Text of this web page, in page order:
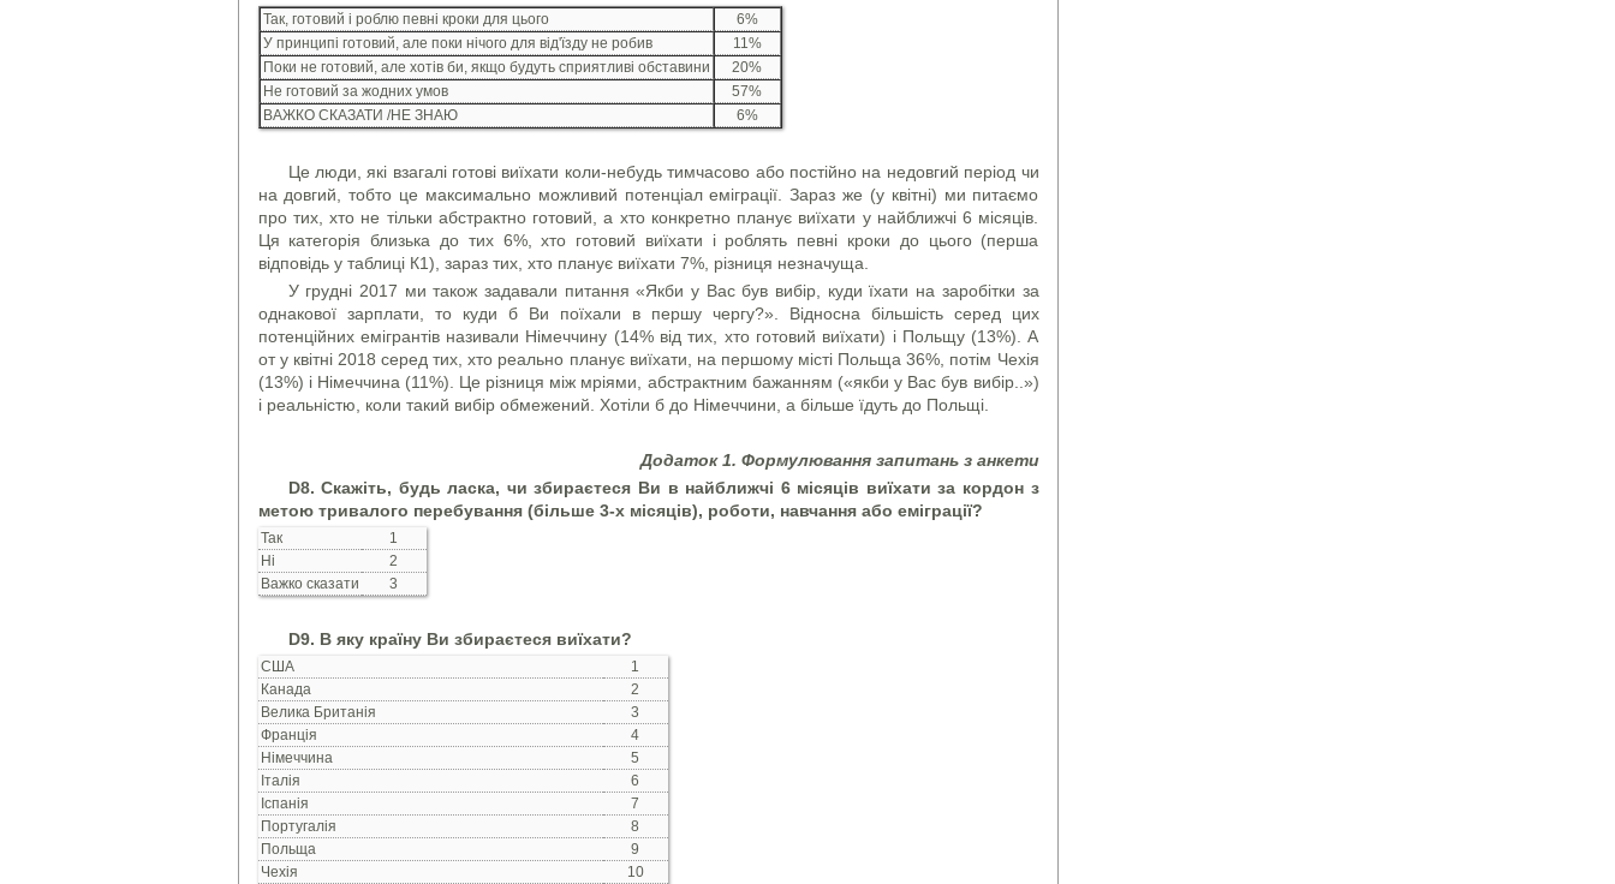
Так, готовий і роблю певні кроки для цього
6%
У принципі готовий, але поки нічого для від'їзду не робив
11%
Поки не готовий, але хотів би, якщо будуть сприятливі обставини
20%
Не готовий за жодних умов
57%
ВАЖКО СКАЗАТИ /НЕ ЗНАЮ
6%
Це люди, які взагалі готові виїхати коли-небудь тимчасово або постійно на недовгий період чи
на довгий, тобто це максимально можливий потенціал еміграції. Зараз же (у квітні) ми питаємо
про тих, хто не тільки абстрактно готовий, а хто конкретно планує виїхати у найближчі 6 місяців.
Ця категорія близька до тих 6%, хто готовий виїхати і роблять певні кроки до цього (перша
відповідь у таблиці К1), зараз тих, хто планує виїхати 7%, різниця незначуща.
У грудні 2017 ми також задавали питання «Якби у Вас був вибір, куди їхати на заробітки за
однакової зарплати, то куди б Ви поїхали в першу чергу?». Відносна більшість серед цих
потенційних емігрантів називали Німеччину (14% від тих, хто готовий виїхати) і Польщу (13%). А
от у квітні 2018 серед тих, хто реально планує виїхати, на першому місті Польща 36%, потім Чехія
(13%) і Німеччина (11%). Це різниця між мріями, абстрактним бажанням («якби у Вас був вибір..»)
і реальністю, коли такий вибір обмежений. Хотіли б до Німеччини, а більше їдуть до Польщі.
Додаток 1. Формулювання запитань з анкети
D8. Скажіть, будь ласка, чи збираєтеся Ви в найближчі 6 місяців виїхати за кордон з
метою тривалого перебування (більше 3-х місяців), роботи, навчання або еміграції?
Так
1
Ні
2
Важко сказати
3
D9. В яку країну Ви збираєтеся виїхати?
США
1
Канада
2
Велика Британія
3
Франція
4
Німеччина
5
Італія
6
Іспанія
7
Португалія
8
Польща
9
Чехія
10